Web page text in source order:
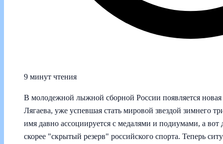
9 минут чтения
В молодежной лыжной сборной России появляется новая
Лягаева, уже успевшая стать мировой звездой зимнего
имя давно ассоциируется с медалями и подиумами, а вот
скорее "скрытый резерв" российского спорта. Теперь